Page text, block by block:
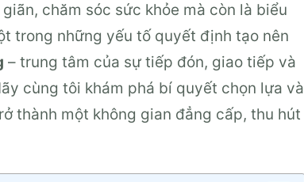
chăm sóc sức khỏe mà còn là biểu
trong những yếu tố quyết định tạo nên
– trung tâm của sự tiếp đón, giao tiếp và
cùng tôi khám phá bí quyết chọn lựa và
thành một không gian đẳng cấp, thu hút